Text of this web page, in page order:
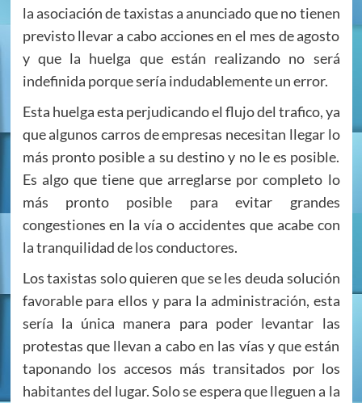
la asociación de taxistas a anunciado que no tienen
previsto llevar a cabo acciones en el mes de agosto
y que la huelga que están realizando no será
indefinida porque sería indudablemente un error.
Esta huelga esta perjudicando el flujo del trafico, ya
que algunos carros de empresas necesitan llegar lo
más pronto posible a su destino y no le es posible.
Es algo que tiene que arreglarse por completo lo
más pronto posible para evitar grandes
congestiones en la vía o accidentes que acabe con
la tranquilidad de los conductores.
Los taxistas solo quieren que se les deuda solución
favorable para ellos y para la administración, esta
sería la única manera para poder levantar las
protestas que llevan a cabo en las vías y que están
taponando los accesos más transitados por los
habitantes del lugar. Solo se espera que lleguen a la